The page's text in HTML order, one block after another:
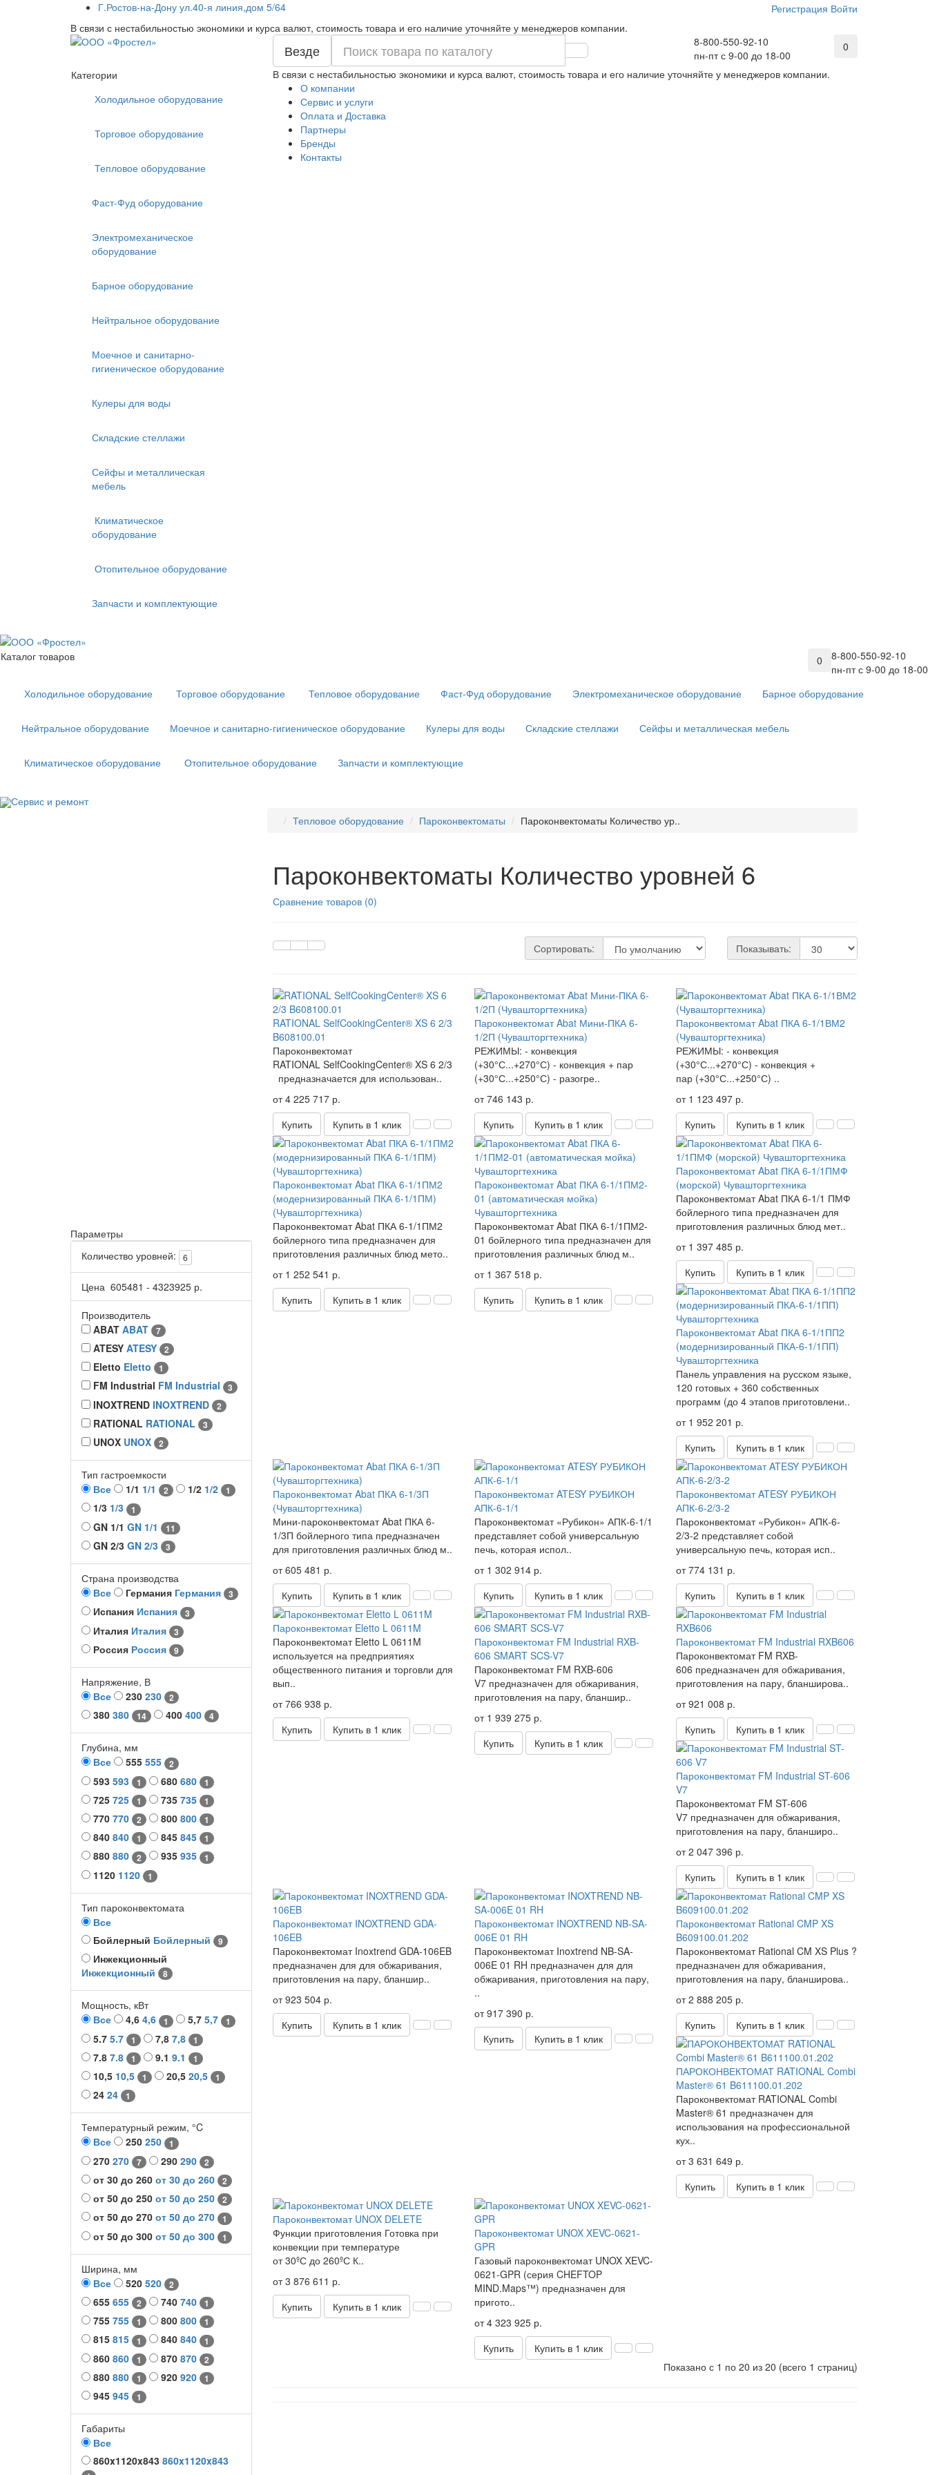
Регистрация Войти
Г.Ростов-на-Дону ул.40-я линия,дом 5/64
В связи с нестабильностью экономики и курса валют, стоимость товара и его наличие уточняйте у менеджеров компании.
8-800-550-92-10
пн-пт с 9-00 до 18-00
0
Везде
В связи с нестабильностью экономики и курса валют, стоимость товара и его наличие уточняйте у менеджеров компании.
О компании
Сервис и услуги
Оплата и Доставка
Партнеры
Бренды
Контакты
Категории
Холодильное оборудование
Торговое оборудование
Тепловое оборудование
Фаст-Фуд оборудование
Электромеханическое
оборудование
Барное оборудование
Нейтральное оборудование
Моечное и санитарно-
гигиеническое оборудование
Кулеры для воды
Складские стеллажи
Сейфы и металлическая
мебель
Климатическое
оборудование
Отопительное оборудование
Запчасти и комплектующие
8-800-550-92-10
пн-пт с 9-00 до 18-00
0
Каталог товаров
Холодильное оборудование Торговое оборудование Тепловое оборудование Фаст-Фуд оборудование Электромеханическое оборудование Барное оборудование
Нейтральное оборудование Моечное и санитарно-гигиеническое оборудование Кулеры для воды Складские стеллажи Сейфы и металлическая мебель
Климатическое оборудование Отопительное оборудование Запчасти и комплектующие
Сервис и ремонт
Тепловое оборудование
Пароконвектоматы Пароконвектоматы Количество ур..
Параметры
Количество уровней:
6
Цена 605481 - 4323925 р.
Производитель
ABAT ABAT 7
ATESY ATESY 2
Eletto Eletto 1
FM Industrial FM Industrial 3
INOXTREND INOXTREND 2
RATIONAL RATIONAL 3
UNOX UNOX 2
Тип гастроемкости
Все
1/1 1/1 2 1/2 1/2 1
1/3 1/3 1
GN 1/1 GN 1/1 11
GN 2/3 GN 2/3 3
Страна производства
Все
Германия Германия 3
Испания Испания 3
Италия Италия 3
Россия Россия 9
Напряжение, В
Все
230 230 2
380 380 14 400 400 4
Глубина, мм
Все
555 555 2
593 593 1 680 680 1
725 725 1 735 735 1
770 770 2 800 800 1
840 840 1 845 845 1
880 880 2 935 935 1
1120 1120 1
Тип пароконвектомата
Все
Бойлерный Бойлерный 9
Инжекционный
Инжекционный
8
Мощность, кВт
Все
4,6 4,6 1 5,7 5,7 1
5.7 5.7 1 7,8 7,8 1
7.8 7.8 1 9.1 9.1 1
10,5 10,5 1 20,5 20,5 1
24 24 1
Температурный режим, °C
Все
250 250 1
270 270 7 290 290 2
от 30 до 260 от 30 до 260 2
от 50 до 250 от 50 до 250 2
от 50 до 270 от 50 до 270 1
от 50 до 300 от 50 до 300 1
Ширина, мм
Все
520 520 2
655 655 2 740 740 1
755 755 1 800 800 1
815 815 1 840 840 1
860 860 1 870 870 2
880 880 1 920 920 1
945 945 1
Габариты
Все
860x1120x843 860x1120x843
Пароконвектоматы Количество уровней 6
Сравнение товаров (0)
Сортировать: Показывать:
RATIONAL SelfCookingCenter® XS 6 2/3
B608100.01
Пароконвектомат
RATIONAL SelfCookingCenter® XS 6 2/3
предназначается для использован..
от 4 225 717 р.
Купить
Купить в 1 клик
Пароконвектомат Abat Мини-ПКА 6-
1/2П (Чувашторгтехника)
РЕЖИМЫ: - конвекция
(+30°С...+270°С) - конвекция + пар
(+30°С...+250°С) - разогре..
от 746 143 р.
Купить
Купить в 1 клик
Пароконвектомат Abat ПКА 6-1/1ВМ2
(Чувашторгтехника)
РЕЖИМЫ: - конвекция
(+30°С...+270°С) - конвекция +
пар (+30°С...+250°С) ..
от 1 123 497 р.
Купить
Купить в 1 клик
Пароконвектомат Abat ПКА 6-1/1ПМ2
(модернизированный ПКА 6-1/1ПМ)
(Чувашторгтехника)
Пароконвектомат Abat ПКА 6-1/1ПМ2
бойлерного типа предназначен для
приготовления различных блюд мето..
от 1 252 541 р.
Купить
Купить в 1 клик
Пароконвектомат Abat ПКА 6-1/1ПМ2-
01 (автоматическая мойка)
Чувашторгтехника
Пароконвектомат Abat ПКА 6-1/1ПМ2-
01 бойлерного типа предназначен для
приготовления различных блюд м..
от 1 367 518 р.
Купить
Купить в 1 клик
Пароконвектомат Abat ПКА 6-1/1ПМФ
(морской) Чувашторгтехника
Пароконвектомат Abat ПКА 6-1/1 ПМФ
бойлерного типа предназначен для
приготовления различных блюд мет..
от 1 397 485 р.
Купить
Купить в 1 клик
Пароконвектомат Abat ПКА 6-1/1ПП2
(модернизированный ПКА-6-1/1ПП)
Чувашторгтехника
Панель управления на русском языке,
120 готовых + 360 собственных
программ (до 4 этапов приготовлени..
от 1 952 201 р.
Купить
Купить в 1 клик
Пароконвектомат Abat ПКА 6-1/3П
(Чувашторгтехника)
Мини-пароконвектомат Abat ПКА 6-
1/3П бойлерного типа предназначен
для приготовления различных блюд м..
от 605 481 р.
Купить
Купить в 1 клик
Пароконвектомат ATESY РУБИКОН
АПК-6-1/1
Пароконвектомат «Рубикон» АПК-6-1/1
представляет собой универсальную
печь, которая испол..
от 1 302 914 р.
Купить
Купить в 1 клик
Пароконвектомат ATESY РУБИКОН
АПК-6-2/3-2
Пароконвектомат «Рубикон» АПК-6-
2/3-2 представляет собой
универсальную печь, которая исп..
от 774 131 р.
Купить
Купить в 1 клик
Пароконвектомат Eletto L 0611M
Пароконвектомат Eletto L 0611M
используется на предприятиях
общественного питания и торговли для
вып..
от 766 938 р.
Купить
Купить в 1 клик
Пароконвектомат FM Industrial RXB-
606 SMART SCS-V7
Пароконвектомат FM RXB-606
V7 предназначен для обжаривания,
приготовления на пару, бланшир..
от 1 939 275 р.
Купить
Купить в 1 клик
Пароконвектомат FM Industrial RXB606
Пароконвектомат FM RXB-
606 предназначен для обжаривания,
приготовления на пару, бланширова..
от 921 008 р.
Купить
Купить в 1 клик
Пароконвектомат FM Industrial ST-606
V7
Пароконвектомат FM ST-606
V7 предназначен для обжаривания,
приготовления на пару, бланширо..
от 2 047 396 р.
Купить
Купить в 1 клик
Пароконвектомат INOXTREND GDA-
106EB
Пароконвектомат Inoxtrend GDA-106EB
предназначен для для обжаривания,
приготовления на пару, бланшир..
от 923 504 р.
Купить
Купить в 1 клик
Пароконвектомат INOXTREND NB-SA-
006E 01 RH
Пароконвектомат Inoxtrend NB-SA-
006E 01 RH предназначен для для
обжаривания, приготовления на пару,
..
от 917 390 р.
Купить
Купить в 1 клик
Пароконвектомат Rational CMP XS
B609100.01.202
Пароконвектомат Rational CM XS Plus ?
предназначен для обжаривания,
приготовления на пару, бланширова..
от 2 888 205 р.
Купить
Купить в 1 клик
ПАРОКОНВЕКТОМАТ RATIONAL Combi
Master® 61 B611100.01.202
Пароконвектомат RATIONAL Combi
Master® 61 предназначен для
использования на профессиональной
кух..
от 3 631 649 р.
Купить
Купить в 1 клик
Пароконвектомат UNOX DELETE
Функции приготовления Готовка при
конвекции при температуре
от 30ºС до 260ºС К..
от 3 876 611 р.
Купить
Купить в 1 клик
Пароконвектомат UNOX XEVC-0621-
GPR
Газовый пароконвектомат UNOX XEVC-
0621-GPR (серия CHEFTOP
MIND.Maps™) предназначен для
пригото..
от 4 323 925 р.
Купить
Купить в 1 клик
Показано с 1 по 20 из 20 (всего 1 страниц)